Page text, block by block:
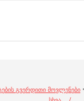
გვერდითი მოვლენები •